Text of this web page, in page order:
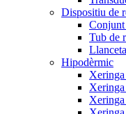
Dispositiu de
Conjunt
Tub de
Llanceta
Hipodèrmic
Xeringa
Xeringa